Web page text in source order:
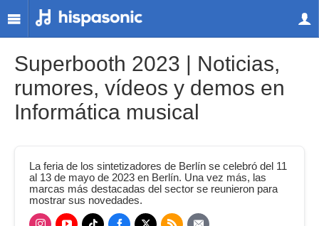
Superbooth 2023 | Noticias,
rumores, vídeos y demos en
Informática musical
La feria de los sintetizadores de Berlín se celebró del 11
al 13 de mayo de 2023 en Berlín. Una vez más, las
marcas más destacadas del sector se reunieron para
mostrar sus novedades.